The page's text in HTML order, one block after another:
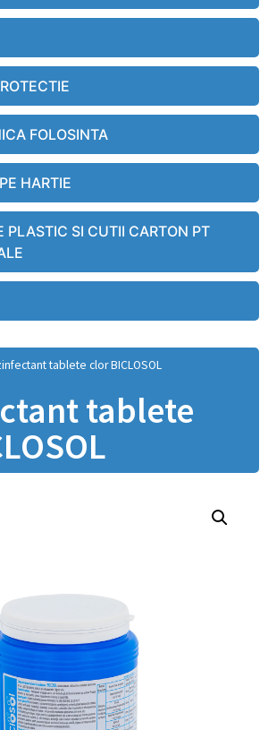
FOLOSINTA
HARTIE
PLASTIC SI CUTII CARTON PT
tablete clor BICLOSOL
tablete